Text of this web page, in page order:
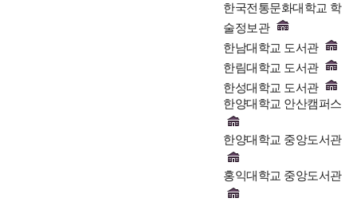
한국전통문화대학교 학
술정보관
한남대학교 도서관
한림대학교 도서관
한성대학교 도서관
한양대학교 안산캠퍼스
한양대학교 중앙도서관
홍익대학교 중앙도서관